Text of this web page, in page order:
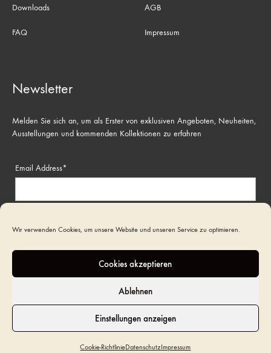
Wir verwenden Cookies, um unsere Website und unseren Service zu optimieren.
Cookies akzeptieren
Ablehnen
Einstellungen anzeigen
Cookie-RichtlinieDatenschutzImpressum
Downloads
FAQ
AGB
Impressum
Newsletter
Melden Sie sich an, um als Erster von exklusiven Angeboten, Neuheiten,
Ausstellungen und kommenden Kollektionen zu erfahren
Email Address*
©2022 Art Funeral. All rights reserved